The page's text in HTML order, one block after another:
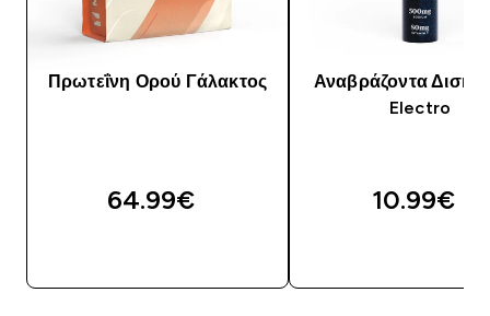
Πρωτεΐνη Ορού Γάλακτος
64.99€‎
Αναβράζοντα Δισκία
Electro
10.99€‎